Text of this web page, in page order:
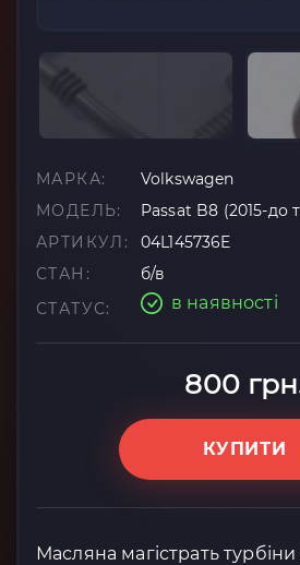
МАРКА:
Volkswagen
МОДЕЛЬ:
Passat B8 (2015-до
АРТИКУЛ:
04L145736E
СТАН:
б/в
СТАТУС:
в наявності
800
КУПИТИ
Масляна магістрать